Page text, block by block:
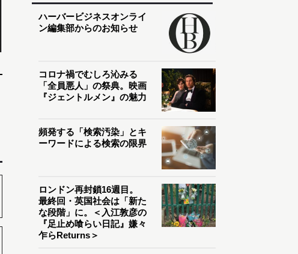
ハーバービジネスオンライ
ン編集部からのお知らせ
コロナ禍でむしろ沁みる
「全員悪人」の祭典。映画
『ジェントルメン』の魅力
頻発する「検索汚染」とキ
ーワードによる検索の限界
ロンドン再封鎖16週目。
最終回・英国社会は「新た
な段階」に。＜入江敦彦の
『足止め喰らい日記』嫌々
乍らReturns＞